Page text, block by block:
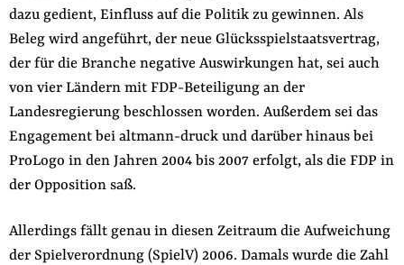
dazu gedient, Einfluss auf die Politik zu gewinnen. Als
Beleg wird angeführt, der neue Glücksspielstaatsvertrag,
der für die Branche negative Auswirkungen hat, sei auch
von vier Ländern mit FDP-Beteiligung an der
Landesregierung beschlossen worden. Außerdem sei das
Engagement bei altmann-druck und darüber hinaus bei
ProLogo in den Jahren 2004 bis 2007 erfolgt, als die FDP in
der Opposition saß.
Allerdings fällt genau in diesen Zeitraum die Aufweichung
der Spielverordnung (SpielV) 2006. Damals wurde die Zahl